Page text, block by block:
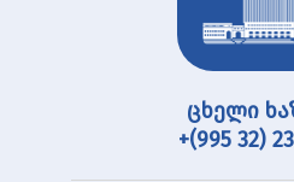
დროებითი კომისიის
წარმომადგენელი
ცხელი
+(995 32)